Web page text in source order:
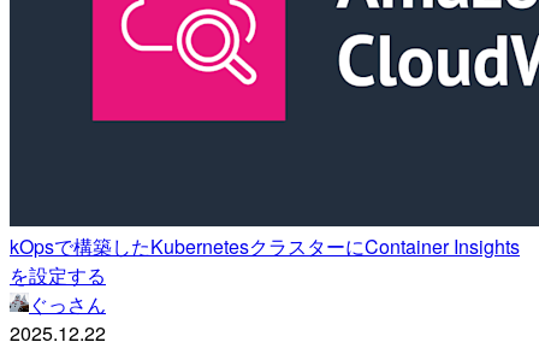
kOpsで構築したKubernetesクラスターにContainer Insights
を設定する
ぐっさん
2025.12.22